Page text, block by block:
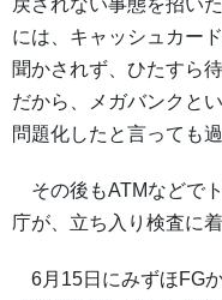
戻されない事態を招い
には、キャッシュカー
聞かされず、ひたすら
だから、メガバンクと
問題化したと言っても
その後もATMなどで
庁が、立ち入り検査に着
6月15日にみずほFG